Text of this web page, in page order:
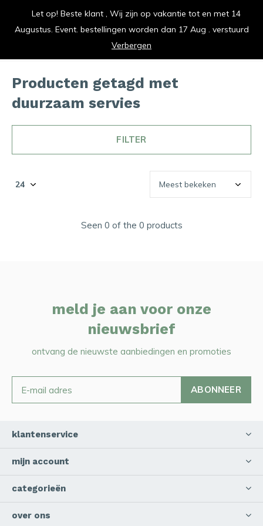
vrolijk je keuken op
Producten getagd met
duurzaam servies
FILTER
Seen 0 of the 0 products
meld je aan voor onze
nieuwsbrief
ontvang de nieuwste aanbiedingen en promoties
ABONNEER
klantenservice
mijn account
categorieën
over ons
Let op! Beste klant , Wij zijn op vakantie tot en met 14
Augustus. Event. bestellingen worden dan 17 Aug . verstuurd
Verbergen